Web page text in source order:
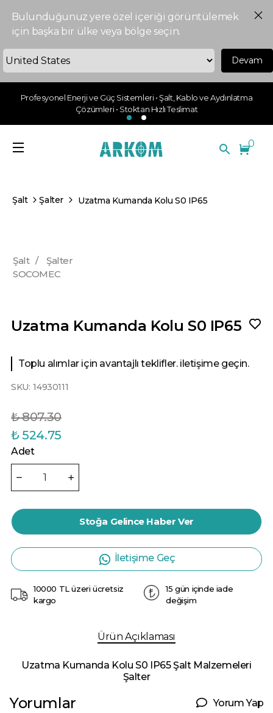
Bulunduğunuz yere özel içeriği görüntülemek
için başka bir ülke veya bölge seçin.
Devam
Profesyonel Enerji ve Güç Sistemleri • Şalt, Kablo ve Aydınlatma
Çözümleri • Stoktan Hızlı Teslimat
0
Şalt Şalter Uzatma Kumanda Kolu S0 IP65
Şalt /
Şalter
SOCOMEC
Uzatma Kumanda Kolu S0 IP65
Toplu alımlar için avantajlı teklifler. iletişime geçin.
SKU: 14930111
₺ 807.30
₺ 524.75
Adet
Stoğa Gelince Haber Ver
İletişime Geç
10000 TL üzeri ücretsiz
kargo
15 gün içinde iade
değişim
Ürün Açıklaması
Uzatma Kumanda Kolu S0 IP65 Şalt Malzemeleri
Şalter
Yorumlar Yorum Yap